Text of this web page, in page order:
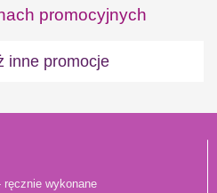
promocyjnych
inne promocje
ręcznie wykonane